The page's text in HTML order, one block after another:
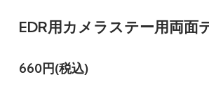
EDR用カメラステー用両面
660円(税込)